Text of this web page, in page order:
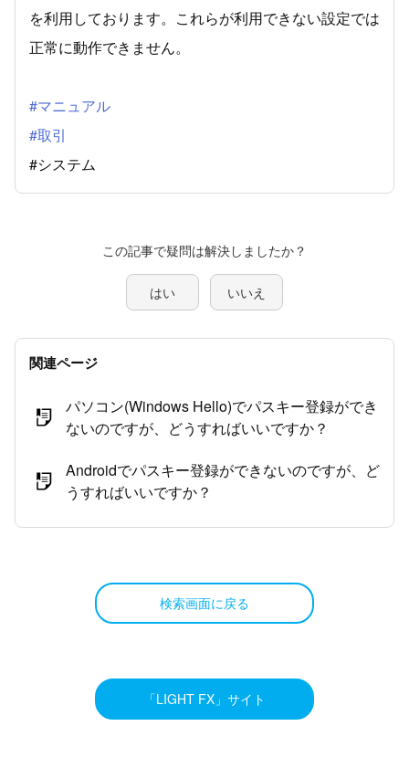
を利用しております。これらが利用できない設定では
正常に動作できません。
#マニュアル
#取引
#システム
この記事で疑問は解決しましたか？
はい いいえ
関連ページ
パソコン(Windows Hello)でパスキー登録ができ
ないのですが、どうすればいいですか？
Androidでパスキー登録ができないのですが、ど
うすればいいですか？
検索画面に戻る
「LIGHT FX」サイト